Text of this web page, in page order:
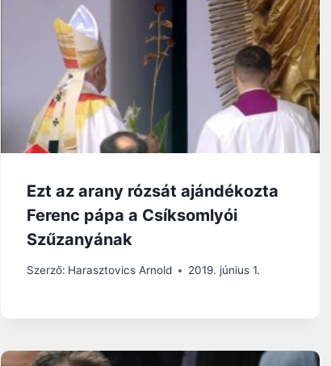
Ezt az arany rózsát ajándékozta
Ferenc pápa a Csíksomlyói
Szűzanyának
Szerző: Harasztovics Arnold 2019. június 1.